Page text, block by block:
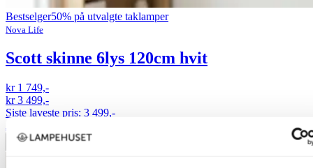
Bestselger50% på utvalgte taklamper
Nova Life
Scott skinne 6lys 120cm hvit
kr 1 749,-
kr 3 499,-
Siste laveste pris: 3 499,-
Legg til ønskeliste